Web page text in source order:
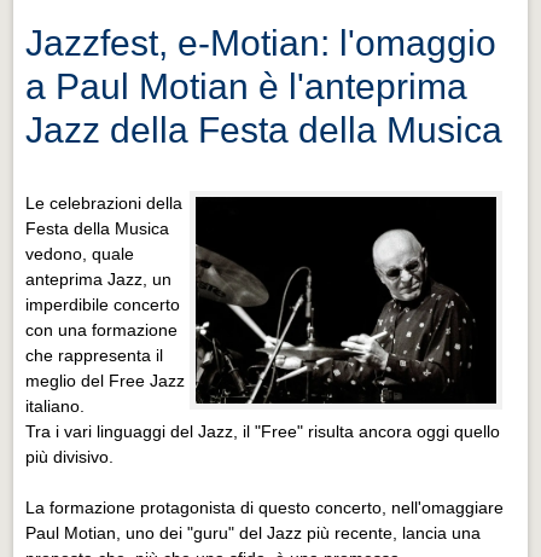
Jazzfest, e-Motian: l'omaggio
a Paul Motian è l'anteprima
Jazz della Festa della Musica
Le celebrazioni della
Festa della Musica
vedono, quale
anteprima Jazz, un
imperdibile concerto
con una formazione
che rappresenta il
meglio del Free Jazz
italiano.
Tra i vari linguaggi del Jazz, il "Free" risulta ancora oggi quello
più divisivo.
La formazione protagonista di questo concerto, nell'omaggiare
Paul Motian, uno dei "guru" del Jazz più recente, lancia una